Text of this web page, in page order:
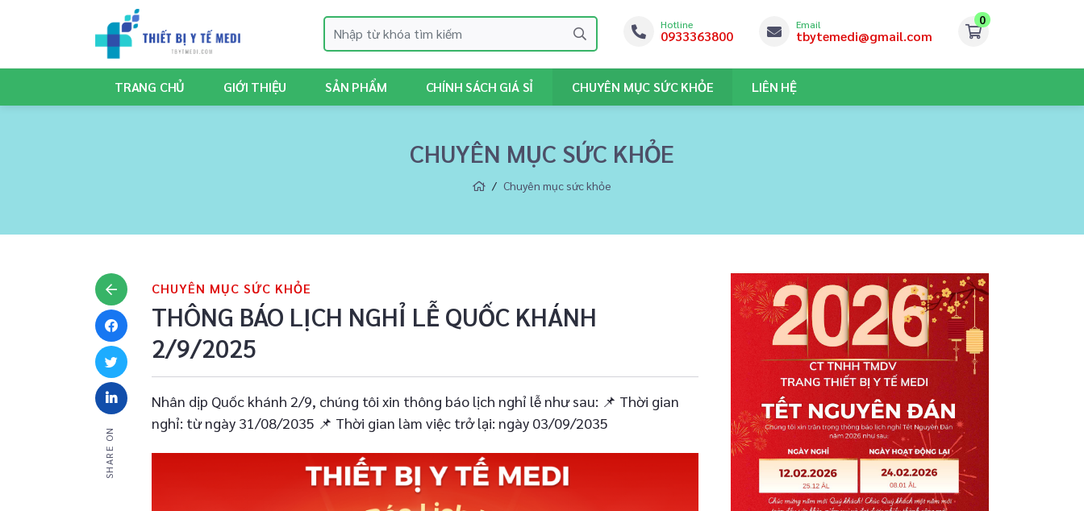
Hotline
0933363800
Email
tbytemedi@gmail.com
0
TRANG CHỦ GIỚI THIỆU SẢN PHẨM CHÍNH SÁCH GIÁ SỈ CHUYÊN MỤC SỨC KHỎE LIÊN HỆ
CHUYÊN MỤC SỨC KHỎE
Chuyên mục sức khỏe
CHUYÊN MỤC SỨC KHỎE
THÔNG BÁO LỊCH NGHỈ LỄ QUỐC KHÁNH
2/9/2025
Nhân dịp Quốc khánh 2/9, chúng tôi xin thông báo lịch nghỉ lễ như sau: 📌 Thời gian
nghỉ: từ ngày 31/08/2035 📌 Thời gian làm việc trở lại: ngày 03/09/2035
SHARE ON